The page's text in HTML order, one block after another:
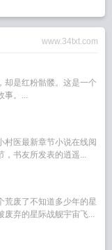
www.34txt.com
却是红粉骷髅。这是一个
事。...
村医最新章节小说在线阅
，书友所发表的逍遥...
荒废了不知道多少年的星
废弃的星际战舰宇宙飞...